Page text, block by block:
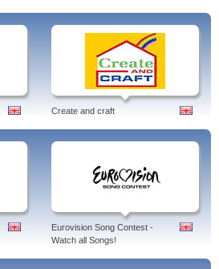
Create and craft
Eurovision Song Contest -
Watch all Songs!